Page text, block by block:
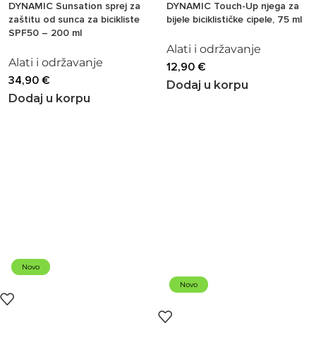
DYNAMIC Sunsation sprej za
zaštitu od sunca za bicikliste
SPF50 – 200 ml
Alati i održavanje
34,90 €
Dodaj u korpu
DYNAMIC Touch-Up njega za
bijele biciklističke cipele, 75 ml
Alati i održavanje
12,90 €
Dodaj u korpu
Novo
Novo